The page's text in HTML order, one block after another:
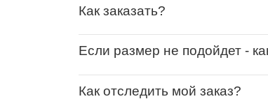
Как заказать?
Если размер не подойдет -
Как отследить мой заказ?